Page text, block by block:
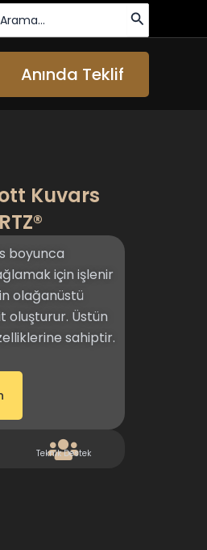
Anında Teklif
Kuvars
boyunca
için işlenir
olağanüstü
oluşturur. Üstün
sahiptir.
Teknik Destek